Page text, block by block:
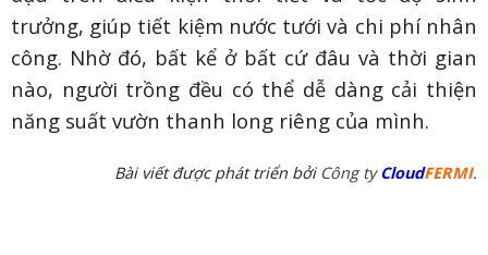
trưởng, giúp tiết kiệm nước tưới và chi phí nhân
công. Nhờ đó, bất kể ở bất cứ đâu và thời gian
nào, người trồng đều có thể dễ dàng cải thiện
năng suất vườn thanh long riêng của mình.
Bài viết được phát triển bởi Công tyCloudFERMI.